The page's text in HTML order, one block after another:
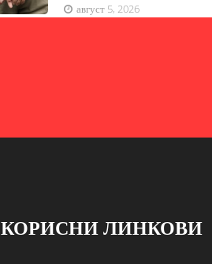
август 5, 2026
КОРИСНИ ЛИНКОВИ